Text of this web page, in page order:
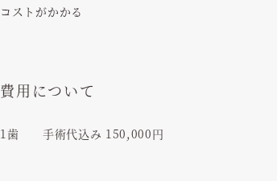
コストがかかる
費用について
1歯 手術代込み 150,000円